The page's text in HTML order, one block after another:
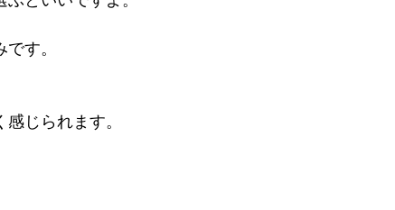
す。
じられます。